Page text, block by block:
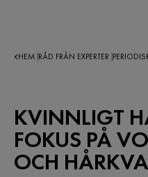
HEM RÅD FRÅN EXPERTER
KVINNLIGT
FOKUS PÅ
OCH